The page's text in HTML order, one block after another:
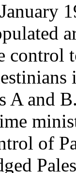
January
control
A and
of